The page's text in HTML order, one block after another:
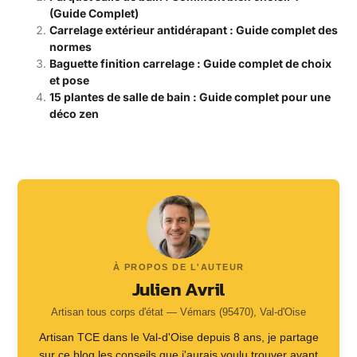
(Guide Complet)
Carrelage extérieur antidérapant : Guide complet des
normes
Baguette finition carrelage : Guide complet de choix
et pose
15 plantes de salle de bain : Guide complet pour une
déco zen
À PROPOS DE L'AUTEUR
Julien Avril
Artisan tous corps d'état — Vémars (95470), Val-d'Oise
Artisan TCE dans le Val-d'Oise depuis 8 ans, je partage